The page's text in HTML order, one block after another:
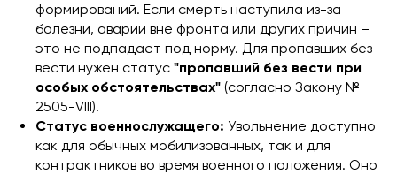
формирований. Если смерть наступила из-за
болезни, аварии вне фронта или других причин –
это не подпадает под норму. Для пропавших без
вести нужен статус "пропавший без вести при
особых обстоятельствах" (согласно Закону №
2505-VIII).
Статус военнослужащего: Увольнение доступно
как для обычных мобилизованных, так и для
контрактников во время военного положения. Оно